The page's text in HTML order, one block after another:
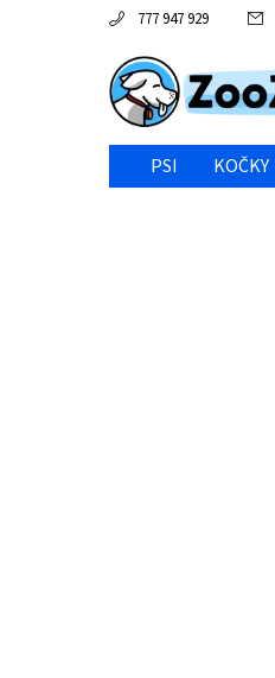
777 947 929
PSI KOČKY